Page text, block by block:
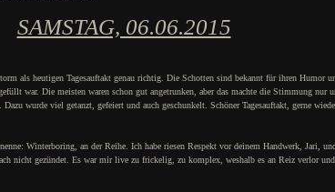
SAMSTAG, 06.06.2015
als heutigen Tagesauftakt genau richtig. Die Schotten sind bekannt für ihren Humor
war. Die meisten waren schon gut angetrunken, aber das machte die Stimmung nur
wurde viel getanzt, gefeiert und auch geschunkelt. Schöner Tagesauftakt, gerne
Winterboring, an der Reihe. Ich habe riesen Respekt vor deinem Handwerk, Jari,
nicht gezündet. Es war mir live zu frickelig, zu komplex, weshalb es an Reiz verlor